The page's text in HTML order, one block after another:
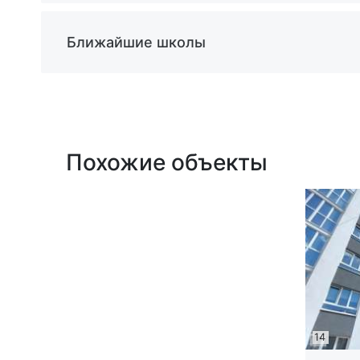
Ближайшие школы
Похожие объекты
14